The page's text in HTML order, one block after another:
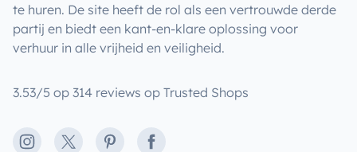
te huren. De site heeft de rol als een vertrouwde derde
partij en biedt een kant-en-klare oplossing voor
verhuur in alle vrijheid en veiligheid.
3.53/5 op 314 reviews op Trusted Shops
Instagram
X PinterestFacebook